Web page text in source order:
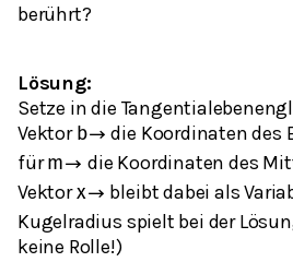
berührt?
Lösung:
Setze in die
Vektor b→ die Koordinaten des
fürm→ die Koordinaten des
Vektorx→ bleibt dabei als
Kugelradius spielt bei der
keine Rolle!)